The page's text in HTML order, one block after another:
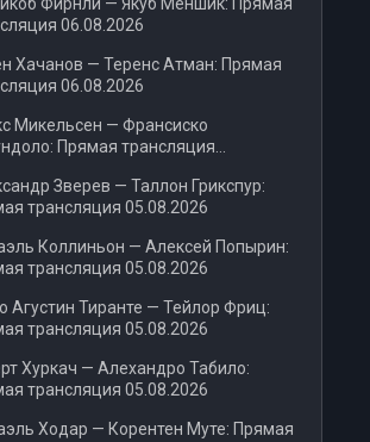
06.08.2026
Хачанов — Теренс Атман: Прямая
06.08.2026
Микельсен — Франсиско
Прямая трансляция
Зверев — Таллон Грикспур:
трансляция 05.08.2026
Коллиньон — Алексей Попырин:
трансляция 05.08.2026
Агустин Тиранте — Тейлор Фриц:
трансляция 05.08.2026
Хуркач — Алехандро Табило:
трансляция 05.08.2026
Ходар — Корентен Муте: Прямая